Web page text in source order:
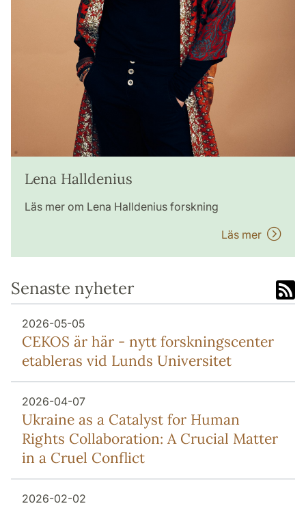
Lena Halldenius
Läs mer om Lena Halldenius forskning
Läs mer
Senaste nyheter
2026-05-05
CEKOS är här - nytt forskningscenter
etableras vid Lunds Universitet
2026-04-07
Ukraine as a Catalyst for Human
Rights Collaboration: A Crucial Matter
in a Cruel Conflict
2026-02-02